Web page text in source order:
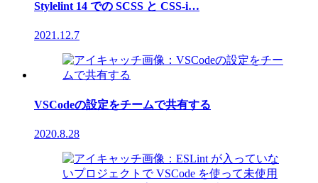
Stylelint 14 での SCSS と CSS-i…
2021.12.7
VSCodeの設定をチームで共有する
2020.8.28